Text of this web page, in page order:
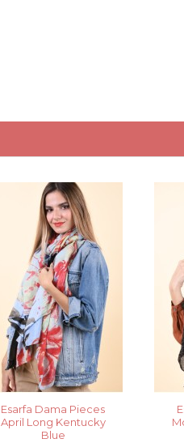
Esarfa Dama Pieces
April Long Kentucky
Blue